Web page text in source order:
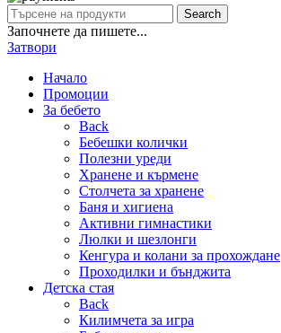
Search
Започнете да пишете...
Затвори
Начало
Промоции
За бебето
Back
Бебешки колички
Полезни уреди
Хранене и кърмене
Столчета за хранене
Баня и хигиена
Активни гимнастики
Люлки и шезлонги
Кенгура и колани за прохождане
Проходилки и бънджита
Детска стая
Back
Килимчета за игра